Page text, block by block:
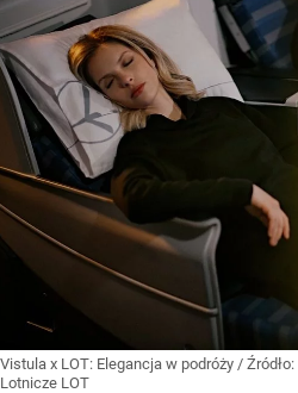
Vistula x LOT: Elegancja w podróży / Źródło:
Lotnicze LOT